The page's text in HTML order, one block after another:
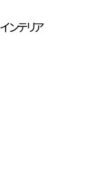
インテリア